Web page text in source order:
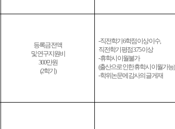
등록금 전액
및 연구지원비
300만원
(2학기)
- 직전학기 6학점 이상 이수,
직전학기 평점3.75이상
- 휴학시 이월불가
(출산으로 인한 휴학시 이월가능)
- 학위논문에 감사의 글 게재